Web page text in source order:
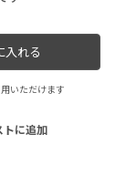
入れる
いただけます
トに追加